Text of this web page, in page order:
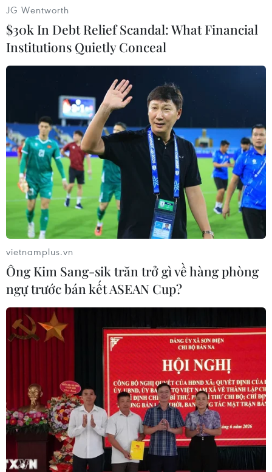
Biểu diễn võ thuật trong hội thi. (Ảnh: Tuấn Anh/TTXVN)
Biểu diễn khí công trong hội thi. (Ảnh: Tuấn Anh/TTXVN)
JG Wentworth
$30k In Debt Relief Scandal: What Financial
Institutions Quietly Conceal
vietnamplus.vn
Ông Kim Sang-sik trăn trở gì về hàng phòng
ngự trước bán kết ASEAN Cup?